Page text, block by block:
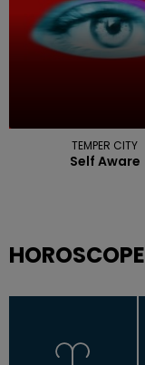
TEMPER CITY
Self Aware
HOROSCOPE